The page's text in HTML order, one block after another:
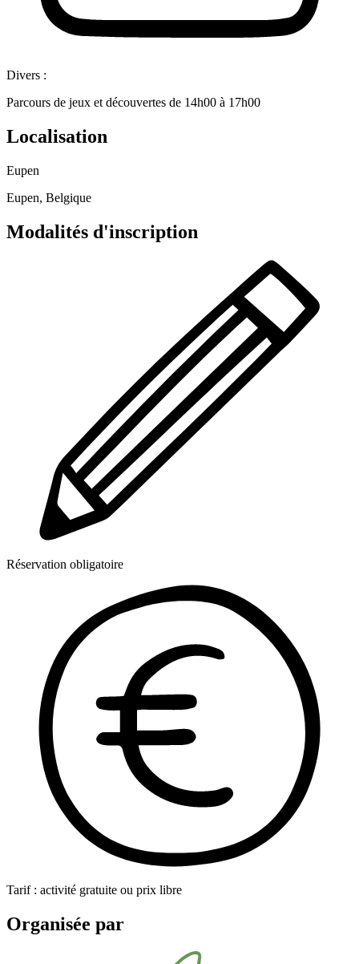
Divers :
Parcours de jeux et découvertes de 14h00 à 17h00
Localisation
Eupen
Eupen, Belgique
Modalités d'inscription
Réservation obligatoire
Tarif : activité gratuite ou prix libre
Organisée par